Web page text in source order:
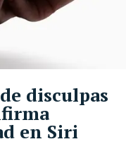
disculpas
en Siri